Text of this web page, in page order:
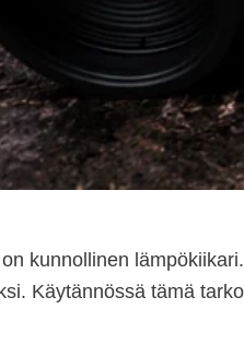
kunnollinen
Käytännössä tämä